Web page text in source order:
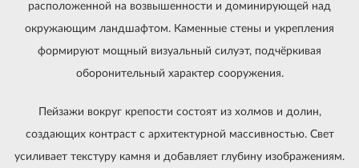
расположенной на возвышенности и доминирующей над
окружающим ландшафтом. Каменные стены и укрепления
формируют мощный визуальный силуэт, подчёркивая
оборонительный характер сооружения.
Пейзажи вокруг крепости состоят из холмов и долин,
создающих контраст с архитектурной массивностью. Свет
усиливает текстуру камня и добавляет глубину изображениям.